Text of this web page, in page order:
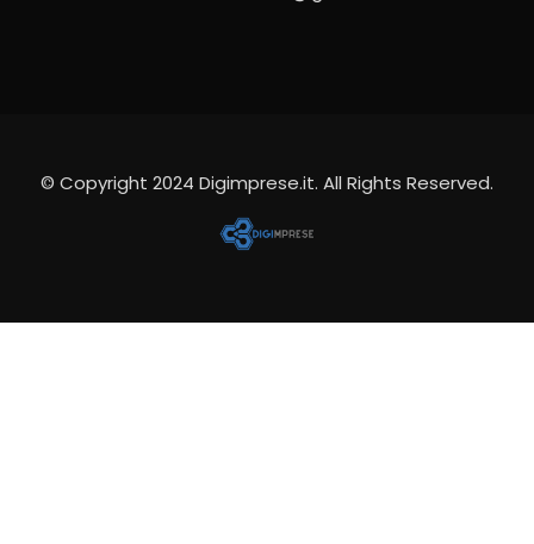
© Copyright 2024 Digimprese.it. All Rights Reserved.